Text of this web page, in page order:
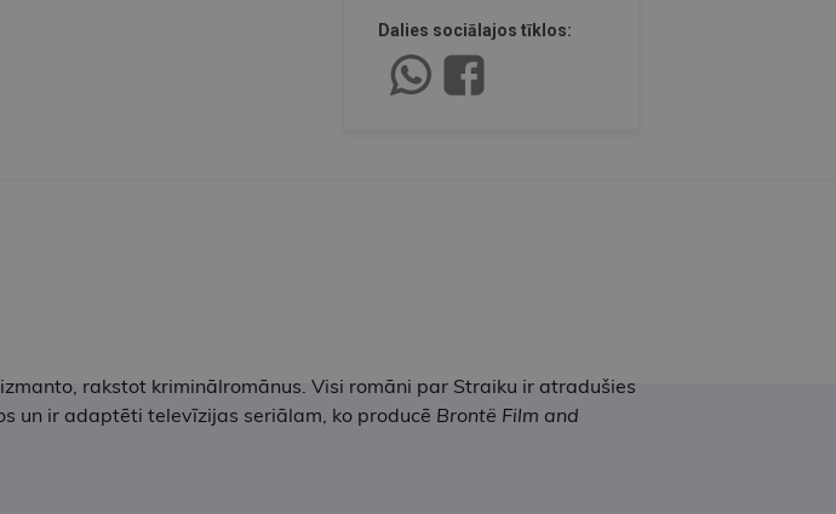
Dalies sociālajos tīklos:
rakstot kriminālromānus. Visi romāni par Straiku ir atradušies
un ir adaptēti televīzijas seriālam, ko producē Brontë Film and